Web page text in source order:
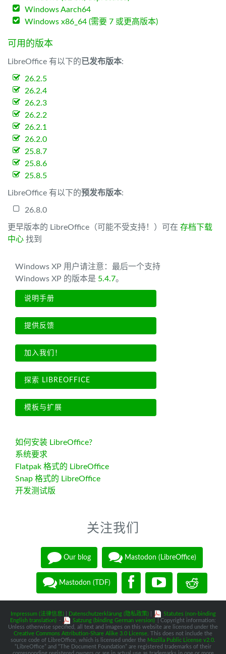
Windows Aarch64
Windows x86_64 (需要 7 或更高版本)
可用的版本
LibreOffice 有以下的已发布版本:
26.2.5
26.2.4
26.2.3
26.2.2
26.2.1
26.2.0
25.8.7
25.8.6
25.8.5
LibreOffice 有以下的预发布版本:
26.8.0
更早版本的 LibreOffice（可能不受支持！）可在 存档下载
中心 找到
Windows XP 用户请注意：最后一个支持
Windows XP 的版本是 5.4.7。
说明手册
提供反馈
加入我们！
探索 LIBREOFFICE
模板与扩展
如何安装 LibreOffice?
系统要求
Flatpak 格式的 LibreOffice
Snap 格式的 LibreOffice
开发测试版
关注我们
Our blog Mastodon (LibreOffice)
Mastodon (TDF)
Impressum (法律信息)| Datenschutzerklärung (隐私政策)|
Statutes (non-binding
English translation) - Satzung (binding German version)
| Copyright information:
Unless otherwise specified, all text and images on this website are licensed under the
Creative Commons Attribution-Share Alike 3.0 License . This does not include the
source code of LibreOffice, which is licensed under the Mozilla Public License v2.0
“LibreOffice” and “The Document Foundation” are registered trademarks of their